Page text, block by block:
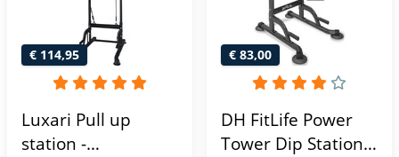
€ 114,95
Luxari Pull up
station -
€ 83,00
DH FitLife Power
Tower Dip Station |